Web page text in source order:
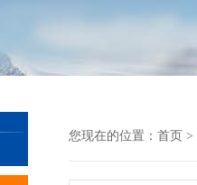
您现在的位置： 首页 >